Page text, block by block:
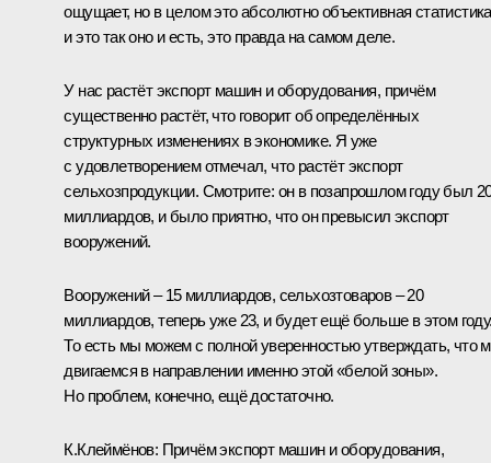
ощущает, но в целом это абсолютно объективная
и это так оно и есть, это правда на самом деле.
У нас растёт экспорт машин и оборудования, причём
существенно растёт, что говорит об определённых
структурных изменениях в экономике. Я уже
с удовлетворением отмечал, что растёт экспорт
сельхозпродукции. Смотрите: он в позапрошлом году был
миллиардов, и было приятно, что он превысил экспорт
вооружений.
Вооружений – 15 миллиардов, сельхозтоваров – 20
миллиардов, теперь уже 23, и будет ещё больше в этом
То есть мы можем с полной уверенностью утверждать, что
двигаемся в направлении именно этой «белой зоны».
Но проблем, конечно, ещё достаточно.
К.Клеймёнов: Причём экспорт машин и оборудования,